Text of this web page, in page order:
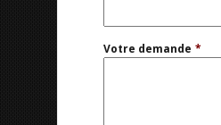
Votre demande *